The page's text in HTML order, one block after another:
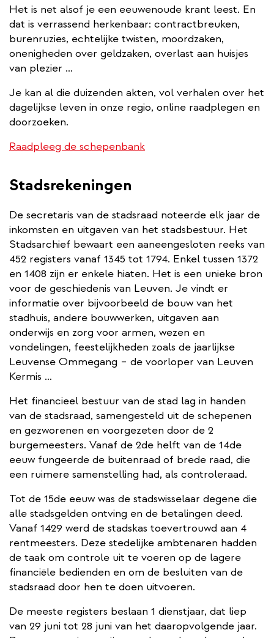
Het is net alsof je een eeuwenoude krant leest. En
dat is verrassend herkenbaar: contractbreuken,
burenruzies, echtelijke twisten, moordzaken,
onenigheden over geldzaken, overlast aan huisjes
van plezier …
Je kan al die duizenden akten, vol verhalen over het
dagelijkse leven in onze regio, online raadplegen en
doorzoeken.
Raadpleeg de schepenbank
Stadsrekeningen
De secretaris van de stadsraad noteerde elk jaar de
inkomsten en uitgaven van het stadsbestuur. Het
Stadsarchief bewaart een aaneengesloten reeks van
452 registers vanaf 1345 tot 1794. Enkel tussen 1372
en 1408 zijn er enkele hiaten. Het is een unieke bron
voor de geschiedenis van Leuven. Je vindt er
informatie over bijvoorbeeld de bouw van het
stadhuis, andere bouwwerken, uitgaven aan
onderwijs en zorg voor armen, wezen en
vondelingen, feestelijkheden zoals de jaarlijkse
Leuvense Ommegang – de voorloper van Leuven
Kermis …
Het financieel bestuur van de stad lag in handen
van de stadsraad, samengesteld uit de schepenen
en gezworenen en voorgezeten door de 2
burgemeesters. Vanaf de 2de helft van de 14de
eeuw fungeerde de buitenraad of brede raad, die
een ruimere samenstelling had, als controleraad.
Tot de 15de eeuw was de stadswisselaar degene die
alle stadsgelden ontving en de betalingen deed.
Vanaf 1429 werd de stadskas toevertrouwd aan 4
rentmeesters. Deze stedelijke ambtenaren hadden
de taak om controle uit te voeren op de lagere
financiële bedienden en om de besluiten van de
stadsraad door hen te doen uitvoeren.
De meeste registers beslaan 1 dienstjaar, dat liep
van 29 juni tot 28 juni van het daaropvolgende jaar.